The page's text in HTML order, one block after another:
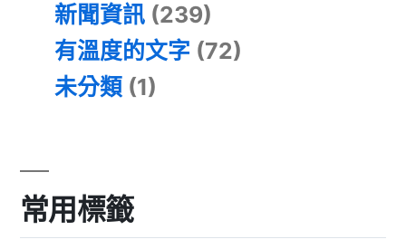
新聞資訊 (239)
有溫度的文字 (72)
未分類 (1)
常用標籤